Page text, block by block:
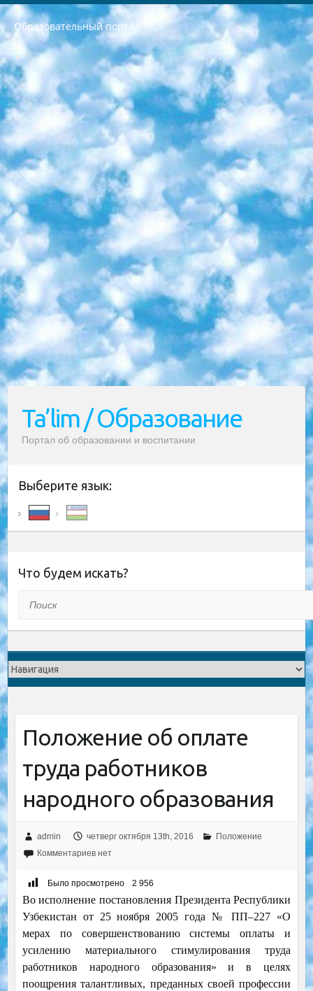
Образовательный портал
РЕСПУБЛИКА УЗБЕКИСТАН МИНИСТРЕРСТВО ДОШКОЛЬНОГО И ШКОЛЬНОГО ОБРАЗОВАНИЯ КОМАНДА в общеобразовательных учреждениях в 2023-2024 учебном году организация и проведение итоговой государственной аттестации обучающихся о Министра дошкольного и школьного образования Республики Узбекистан от 4 марта 2008 года (постановлением Минюста от 20 марта 2008 года № 1778 государственной регистрации) «Итоговое состояние учащихся общего среднего образования на основании положения об утверждении положения об аттестации общего среднего образования выпускной экзамен студентов в образовательных учреждениях в 2023-2024 учебном году В целях организации и прохождения аттестации приказываю: 1. Следующее: перечень предметов, по которым будет проводиться итоговая государственная аттестация и экзамен формы перевода согласно приложению 1; сертификаты международного образца, оценивающие уровень владения иностранными языками перечень согласно приложению 2; 2. Педагогический при специализированных образовательных учреждениях. научно-практический центр квалификации и международной оценки (Д.Давидова) 2024 г. До 25 марта: задания по предметам, по которым будет проводиться итоговая аттестация разработка и утверждение технических условий; итоговая аттестация на основании разработанного предметного задания разработка вопросов по предметам (устно и письменно), экзамен передача; общеобразовательные средние школы и специальные учебные заведения учащиеся выпускных классов школ и интернатов в агентской системе подготовка базы данных экзаменационных материалов и критериев оценки; перевод базы экзаменационных материалов на все языки обучения подать в Республиканский образовательный центр для изготовления; варианты экзаменов на основе разработанных контрольных материалов пусть будут поставлены задачи формирования. 3. Республиканский образовательный центр (Ш.Худайкулов) до 5 апреля 2024 года. до: база данных предоставленных экзаменационных материалов на все языки обучения перевод и экспертиза; для слепых, слабовидящих, глухих, слабослышащих и умственно отсталых детей учащиеся выпускных классов специализированных школ и школ-интернатов база данных экзаменационных материалов на всех преподаваемых языках подготовка критериев оценки; специализированные школы для умственно отсталых детей и технологии для учащихся выпускных классов школ-интернатов разработка соответствующих рекомендаций и критериев проведения ЕГЭ по естествознанию давать задания. 4. Педагогический при специализированных образовательных учреждениях. Научно-практический центр навыков и международной оценки (Д.Давидова), Республика образовательный центр (Худайкулов Ш.) итоговый государственный аттестационный экзамен ориентирован на творческое и логическое мышление при подготовке базы материалов учитывать введение заданий. 5. Следует отметить, что: сертификат государственного образца о знании общеобразовательного предмета и как минимум национальный уровень B1 по предметам на иностранных языках, указанным в Приложении 2. или международно признанный сертификат эквивалентного уровня студенты, изучающие определенный предмет, освобождаются от экзамена; по соответствующим предметам запланирована итоговая государственная аттестация за день до дня, путем жеребьевки Рабочей группой (в письменной форме по предметам, проводимым в форме) из числа сформированных вариантов выбрано 2 варианта; 2 выбранных варианта экзамена анонсированы на официальном сайте министерства и все выпускники по всей стране на основе этих вариантов проводит итоговую государственную аттестацию. 6. Государственное образование учащихся средних общеобразовательных учреждений. знания в соответствии с квалификационными требованиями, которые необходимо приобрести на основании стандартов итоговый (выпускной) контроль для 9 и 11 классов в целях тестирования Экзамены (далее – экзамены) состоят из предметов, перечисленных в приложении 1. будет сделано. 7. Экзамены пройдут с 26 мая по 15 июня 2024 г. (кроме науки физического воспитания). 8. Физическая для учащихся 9 классов общесредних образовательных учреждений. Экзамены по предмету «Образование, квалификация медицина» 1-6 мая 2024 года. сотрудники перевести под присмотр (с отклонениями в физическом или умственном развитии) специализированная школа для детей, школы-интернаты и со сколиозом школы-интернаты санаторного типа для больных детей исключены). 9. Он был слепым, слабовидящим и имел нарушения опорно-двигательного аппарата. экзамены в специализированных школах и интернатах для детей должны проводиться исходя из требований, предъявляемых к общеобразовательным учреждениям (физкультура кроме науки). 10. Специализированная школа для глухих и слабослышащих детей. и экзамены в интернатах и быть реализован в виде письменного теста по математике. 11. Специальность для умственно отсталых детей. Для 9 класса Родной язык и литературное письмо Государственный язык (язык обучения – узбекский). для неклассов) написано Математическое письмо Письменная/устная история Узбекистана Физическое воспитание практично Итоговый контроль Для 11 класса Написание родного языка и литературы (эссе) Математическое письмо Узбекский язык (обучение на узбекском языке) не посещающее общее среднее образование для учреждений)/Образовательное учреждение выбор письменный и устный Иностранный язык письменный/устный Письменная/устная история Узбекистана *По выбору студента:  Химия  Физика  Основы государственного права  География 10 бесплатных образовательных ресурсов - Мы составили подборку онлайн-проектов с интерактивными упражнениями, видеолекциями и статьями. Они помогут вам обрести новые и освежить старые знания бесплатно. 1. «ИНТУИТ» Старейшая образовательная площадка Рунета. Здесь вы найдёте сотни текстовых и видеокурсов на десятки различных тем — от программирования до психологии. Многие курсы подготовлены российскими университетами и крупными международными компаниями вроде Intel и Microsoft. Самостоятельное обучение бесплатное, но желающие могут оплатить услуги персональных наставников. 2. «Смартия» знакомит с актуальными профессиями и подсказывает, как им обучаться. Выбрав заинтересовавшую вас специальность — SMM-специалист, фотограф, веб-дизайнер или другую, — увидите список необходимых для неё умений. Чтобы вы могли освоить их самостоятельно, для каждого умения площадка отображает подборку ссылок на учебные материалы. Хотя «Смартия» ориентируется на русскоязычную аудиторию, часть контента всё же доступна только на английском. 3. «Лекторий Физтеха» Проект Московского физико-технического института (Физтеха). С его помощью вы можете смотреть онлайн серии лекций, записанные на видео в этом вузе. В числе доступных предметов — физика, биология, химия, информационные технологии и другие. К некоторым лекциям администрация ресурса прилагает готовые конспекты, которые можно скачивать в PDF-формате. 4. ITMOcourses Онлайн-площадка Санкт-Петербургского национального исследовательского университета информационных технологий, механики и оптики (ИТМО). Ресурс предоставляет свободный доступ к курсам, разработанным в этом вузе. Каталог материалов разбит на четыре категории: «Оптические системы и технологии», «Приборостроение и робототехника», «Информационные технологии» и «Биотехнологии». Курсы состоят из видеолекций, интерактивных демонстраций и заданий. 5. «КиберЛенинка» Электронная научная библиотека открытого доступа. Каталог площадки регулярно обрастает текстами статей из различных научных изданий. Сгруппированные по журналам и рубрикам публикации можно читать онлайн или скачивать целиком в PDF-формате. Проект нацелен на популяризацию науки за счёт открытого доступа к качественной информации. 6. «ПостНаука» На этом ресурсе публикуют подборки видеолекций, составленные экспертами из разных отраслей и объединённые общими темами. Среди них, к примеру, есть серии «Биоинформатика и геномика», «Культура средневековой Скандинавии» и Cinema Studies о теории кино. Каждая подборка лекций — логически связанная история, рассказанная экспертом от первого лица. Кроме того, на сайте появляются научно-образовательные статьи и тесты на разные темы. 7. «Newочём» Команда проекта «Newочём» отбирает самые интересные тексты из англоязычных СМИ и переводит те из них, за которые голосуют участники сообщества «ВКонтакте». По большей части это научно-популярные статьи. Редакторы придумывают лишь заголовки, в остальном содержание переводов соответствует оригиналам. Полные тексты можно читать прямо в социальной сети. 8. InternetUrok Онлайн-база материалов по основным дисциплинам школьной программы. Информация на сайте структурирована по классам, предметам и темам (урокам). Каждый урок состоит из видеолекций и конспектов. Есть также интерактивные тренажёры и тесты для закрепления пройденного материала. Даже если вы давно окончили школу, возможность повторить программу старших классов всегда может пригодиться. 9. Edutainme Ещё один ресурс об образовании. В отличие от Newtonew, как мне кажется, Edutainme больше ориентируется на представителей индустрии: педагогов, предпринимателей, разработчиков образовательных проектов. Но и любой, кто просто стремится к саморазвитию, найдёт на сайте много полезного и интересного для себя. Например, информацию о новых курсах и образовательных сервисах. 10. Newtonew Онлайн-медиа об образовании и обучении в широком смысле. Авторы Newtonew пишут об инструментах, заведениях, тактиках и стратегиях, которые помогают учить других и получать новые знания самостоятельно. На этой площадке вы найдёте новости, обзоры, аналитические мат
Ta’lim / Образование
Портал об образовании и воспитании
Выберите язык:
Что будем искать?
Положение об оплате
труда работников
народного образования
admin четверг октября 13th, 2016
Положение
Комментариев нет
Было просмотрено 2 956
Во исполнение постановления Президента Республики
Узбекистан от 25 ноября 2005 года № ПП–227 «О
мерах по совершенствованию системы оплаты и
усилению материального стимулирования труда
работников народного образования» и в целях
поощрения талантливых, преданных своей профессии